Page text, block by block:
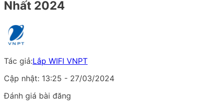
Nhất 2024
Tác giả:Lắp WIFI VNPT
Cập nhật: 13:25 - 27/03/2024
Đánh giá bài đăng